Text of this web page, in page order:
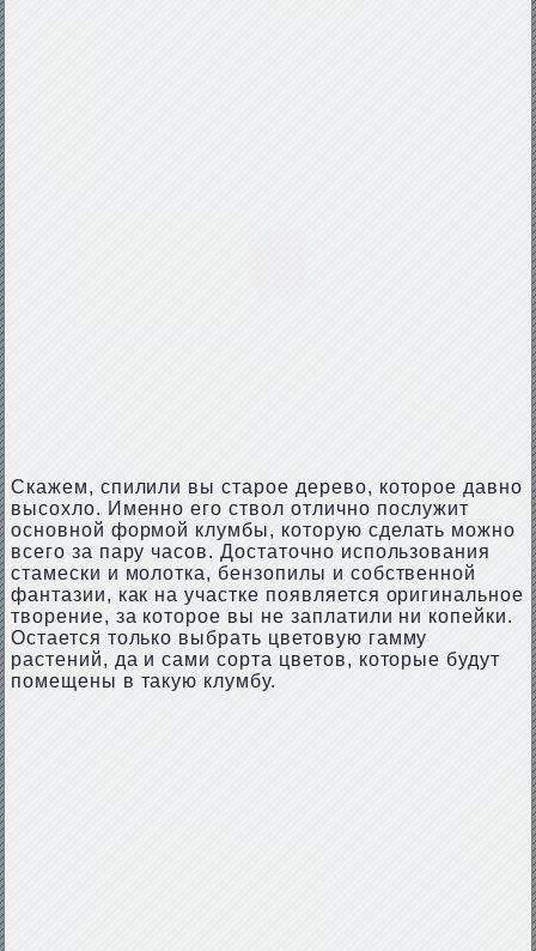
Скажем, спилили вы старое дерево, которое давно
высохло. Именно его ствол отлично послужит
основной формой клумбы, которую сделать можно
всего за пару часов. Достаточно использования
стамески и молотка, бензопилы и собственной
фантазии, как на участке появляется оригинальное
творение, за которое вы не заплатили ни копейки.
Остается только выбрать цветовую гамму
растений, да и сами сорта цветов, которые будут
помещены в такую клумбу.